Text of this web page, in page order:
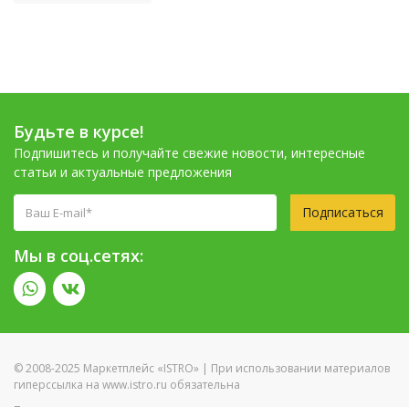
Будьте в курсе!
Подпишитесь и получайте свежие новости, интересные
статьи и актуальные предложения
Подписаться
Мы в соц.сетях:
© 2008-2025 Маркетплейс «ISTRO» | При использовании материалов
гиперссылка на www.istro.ru обязательна